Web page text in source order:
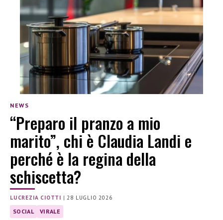
NEWS
“Preparo il pranzo a mio
marito”, chi è Claudia Landi e
perché è la regina della
schiscetta?
LUCREZIA CIOTTI |28 LUGLIO 2026
SOCIAL VIRALE